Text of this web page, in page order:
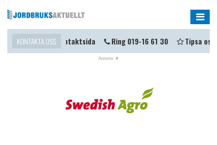
NYHETER
KONTAKTA OSS
i kontakt? Kontaktsida Ring 019-16 61 30 Tipsa oss